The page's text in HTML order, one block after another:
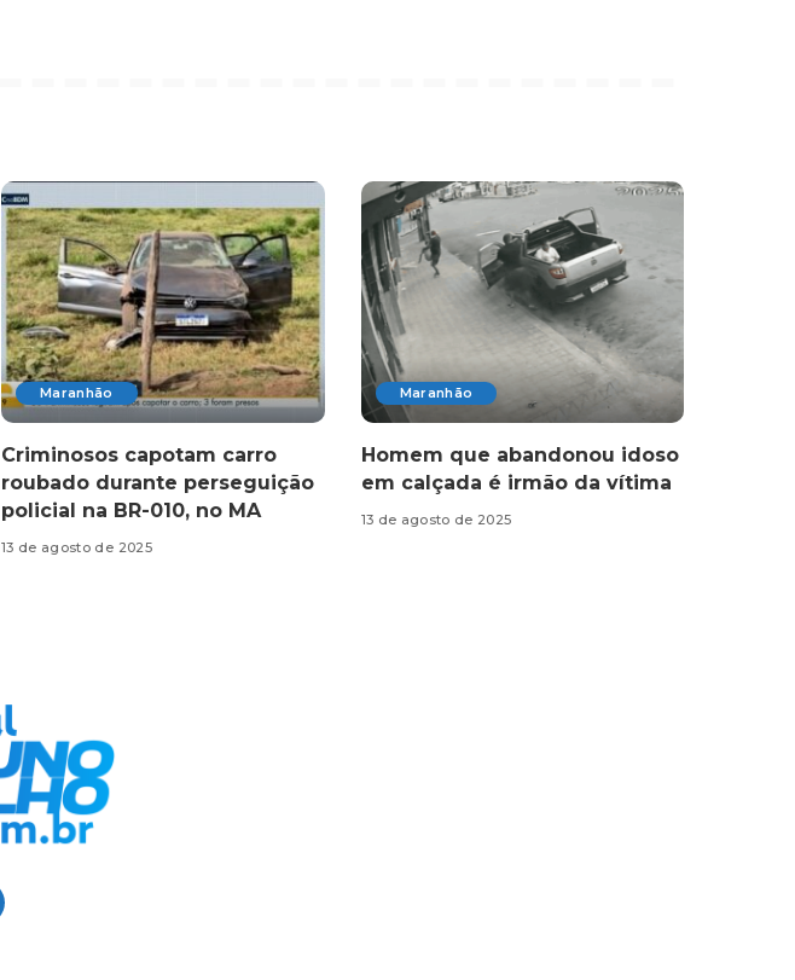
Maranhão
Criminosos capotam carro
roubado durante perseguição
policial na BR-010, no MA
13 de agosto de 2025
Maranhão
Homem que abandonou idoso
em calçada é irmão da vítima
13 de agosto de 2025